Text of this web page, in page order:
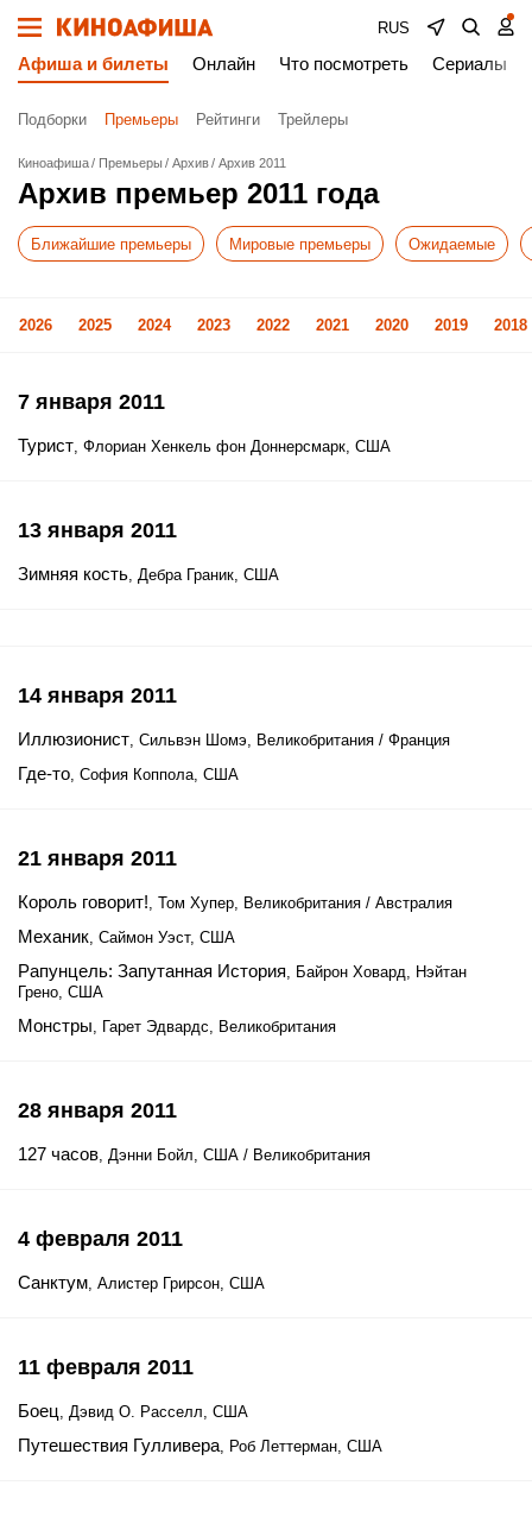
RUS
Афиша и билеты Онлайн Что посмотреть Сериалы
Подборки Премьеры Рейтинги Трейлеры
Киноафиша Премьеры Архив Архив 2011
Архив премьер 2011 года
Ближайшие премьеры Мировые премьеры Ожидаемые
2026 2025 2024 2023 2022 2021 2020 2019 2018
7 января 2011
Турист, Флориан Хенкель фон Доннерсмарк, США
13 января 2011
Зимняя кость, Дебра Граник, США
14 января 2011
Иллюзионист, Сильвэн Шомэ, Великобритания / Франция
Где-то, София Коппола, США
21 января 2011
Король говорит!, Том Хупер, Великобритания / Австралия
Механик, Саймон Уэст, США
Рапунцель: Запутанная История, Байрон Ховард, Нэйтан
Грено, США
Монстры, Гарет Эдвардс, Великобритания
28 января 2011
127 часов, Дэнни Бойл, США / Великобритания
4 февраля 2011
Санктум, Алистер Грирсон, США
11 февраля 2011
Боец, Дэвид О. Расселл, США
Путешествия Гулливера, Роб Леттерман, США